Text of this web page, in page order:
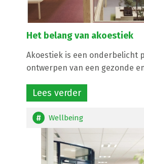
Het belang van akoestiek
Akoestiek is een onderbelicht
ontwerpen van een gezonde
Lees verder
Wellbeing